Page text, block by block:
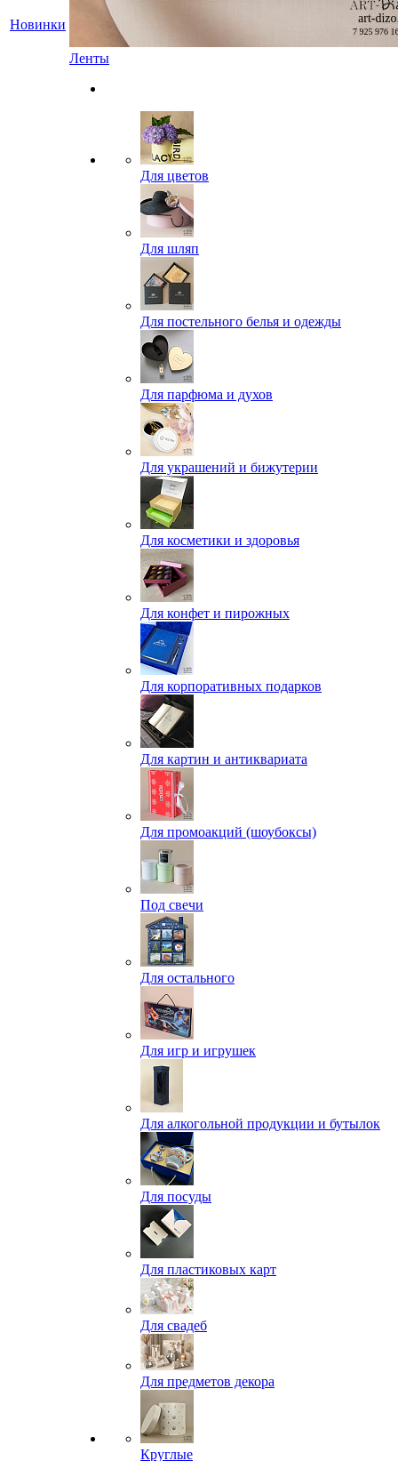
Новинки
Ленты
Для цветов
Для шляп
Для постельного белья и одежды
Для парфюма и духов
Для украшений и бижутерии
Для косметики и здоровья
Для конфет и пирожных
Для корпоративных подарков
Для картин и антиквариата
Для промоакций (шоубоксы)
Под свечи
Для остального
Для игр и игрушек
Для алкогольной продукции и бутылок
Для посуды
Для пластиковых карт
Для свадеб
Для предметов декора
Круглые